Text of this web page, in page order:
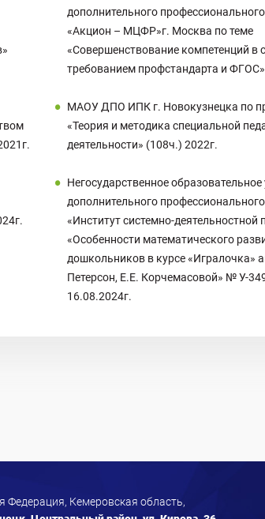
дополнительного
«Акцион – МЦФР»г. Москва по теме
«Совершенствование компетенций в
требованием профстандарта и
МАОУ ДПО ИПК г. Новокузнецка по
«Теория и методика специальной
деятельности» (108ч.) 2022г.
Негосударственное
дополнительного
«Институт системно-деятельностной
«Особенности математического
дошкольников в курсе «Игралочка»
Петерсон, Е.Е. Корчемасовой» № У-
16.08.2024г.
Федерация, Кемеровская область,